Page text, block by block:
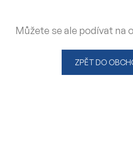
Můžete se ale podívat na
ZPĚT DO